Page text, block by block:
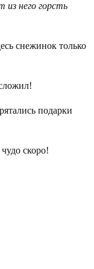
из него горсть
снежинок только
подарки
скоро!